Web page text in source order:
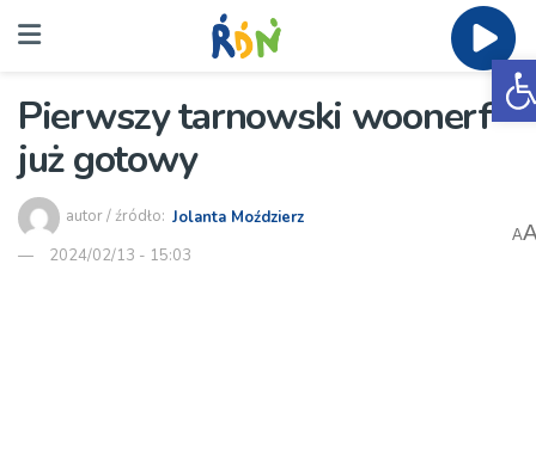
Pierwszy tarnowski woonerf
już gotowy
autor / źródło: Jolanta Moździerz
2024/02/13 - 15:03
A